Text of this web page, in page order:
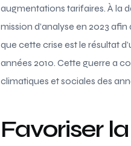
augmentations tarifaires. À la
mission d’analyse en 2023
que cette crise est le résultat
années 2010. Cette guerre a
climatiques et sociales des
Favoriser